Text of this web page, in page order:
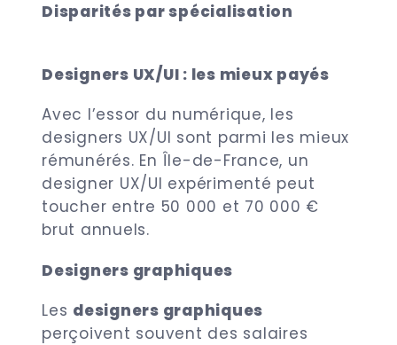
Disparités par spécialisation
Designers UX/UI : les mieux payés
Avec l’essor du numérique, les
designers UX/UI sont parmi les mieux
rémunérés. En Île-de-France, un
designer UX/UI expérimenté peut
toucher entre 50 000 et 70 000 €
brut annuels.
Designers graphiques
Les designers graphiques
perçoivent souvent des salaires